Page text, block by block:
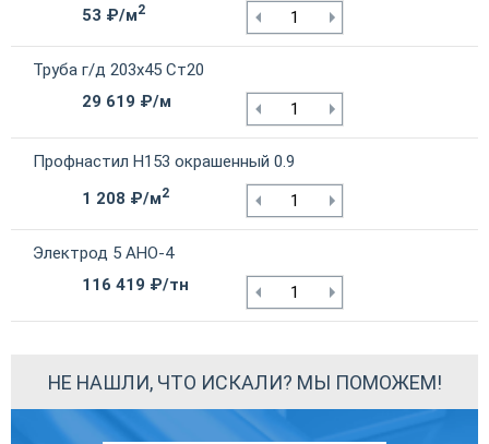
53 ₽/м2
Труба г/д 203х45 Ст20
29 619 ₽/м
Профнастил Н153 окрашенный 0.9
1 208 ₽/м2
Электрод 5 АНО-4
116 419 ₽/тн
НЕ НАШЛИ, ЧТО ИСКАЛИ? МЫ ПОМОЖЕМ!